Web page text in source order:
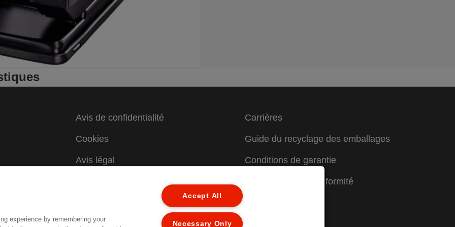
Avis de confidentialité
Cookies
Avis légal
Support client
Carrières
Guide du recyclage des emballages
Conditions de garantie
Déclarations de conformité
experience by remembering your
Accept All
Necessary Only